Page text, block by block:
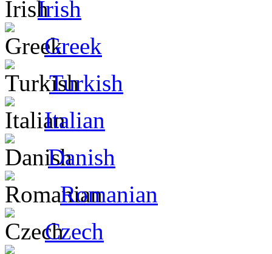
Irish
Greek
Turkish
Italian
Danish
Romanian
Czech